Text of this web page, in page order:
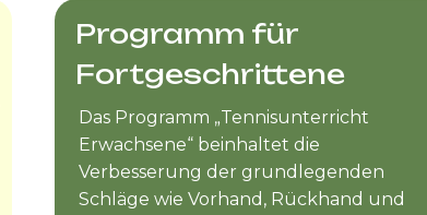
Programm für
Fortgeschrittene
Das Programm „Tennisunterricht
Erwachsene“ beinhaltet die
Verbesserung der grundlegenden
Schläge wie Vorhand, Rückhand und